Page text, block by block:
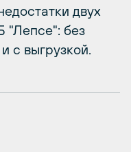
двух
"Лепсе": без
с выгрузкой.